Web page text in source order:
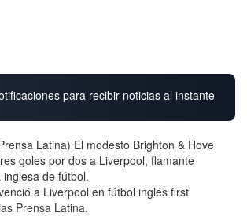
para recibir noticias al instante
Latina) El modesto Brighton & Hove
goles por dos a Liverpool, flamante
de fútbol.
a Liverpool en fútbol inglés first
Prensa Latina.